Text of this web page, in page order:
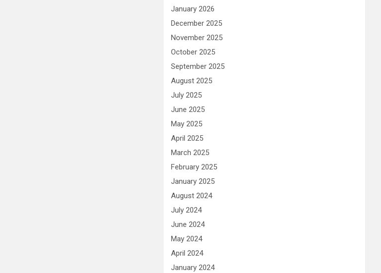
January 2026
December 2025
November 2025
October 2025
September 2025
August 2025
July 2025
June 2025
May 2025
April 2025
March 2025
February 2025
January 2025
August 2024
July 2024
June 2024
May 2024
April 2024
January 2024